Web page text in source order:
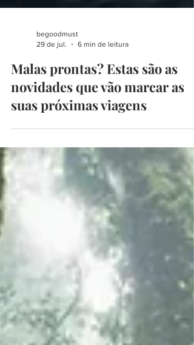
29 de jul.
6 min de leitura
Malas prontas? Estas são as
novidades que vão marcar as
suas próximas viagens